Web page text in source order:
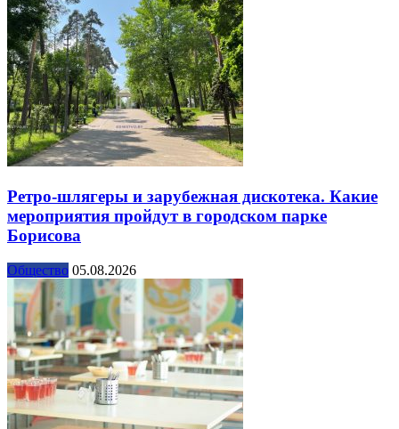
Ретро-шлягеры и зарубежная дискотека. Какие
мероприятия пройдут в городском парке
Борисова
Общество 05.08.2026